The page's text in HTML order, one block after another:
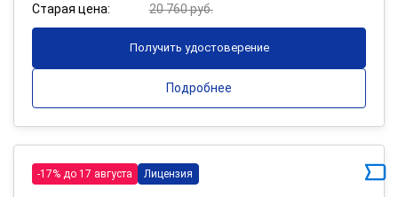
Старая цена:
20 760 руб.
Получить удостоверение
Подробнее
-17% до 17 августа Лицензия